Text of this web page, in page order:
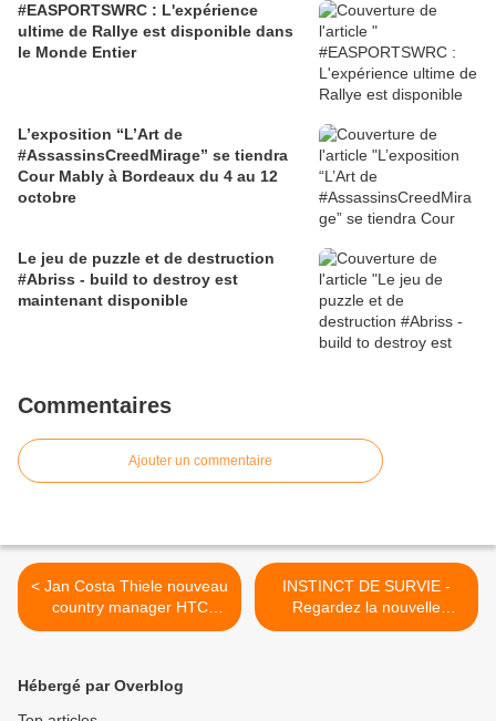
#EASPORTSWRC : L'expérience
ultime de Rallye est disponible dans
le Monde Entier
L’exposition “L’Art de
#AssassinsCreedMirage” se tiendra
Cour Mably à Bordeaux du 4 au 12
octobre
Le jeu de puzzle et de destruction
#Abriss - build to destroy est
maintenant disponible
Commentaires
Ajouter un commentaire
< Jan Costa Thiele nouveau
country manager HTC
Benelux
INSTINCT DE SURVIE -
Regardez la nouvelle
bande-annonce !‏ >
Hébergé par Overblog